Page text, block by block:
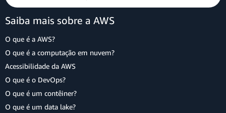
Saiba mais sobre a AWS
O que é a AWS?
O que é a computação em nuvem?
Acessibilidade da AWS
O que é o DevOps?
O que é um contêiner?
O que é um data lake?